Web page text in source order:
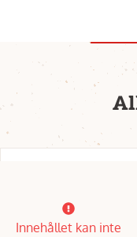
Innehållet kan inte